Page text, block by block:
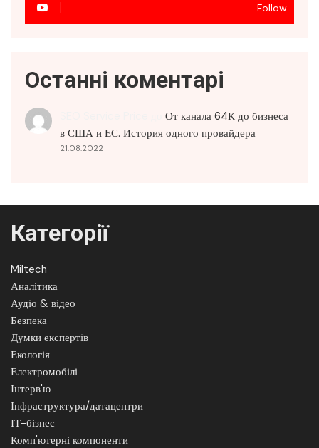
Follow
Останні коментарі
От канала 64К до бизнеса
в США и ЕС. История одного провайдера
21.08.2022
Категорії
Miltech
Аналітика
Аудіо & відео
Безпека
Думки експертів
Екологія
Електромобілі
Інтерв'ю
Інфраструктура/датацентри
ІТ-бізнес
Комп'ютерні компоненти